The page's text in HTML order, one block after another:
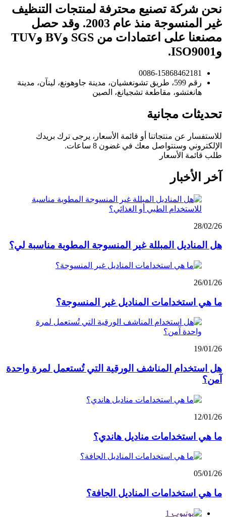
نحن شركة تصنيع محترفة لمنتجات التنظيف
غير المنسوجة منذ عام 2003. وقد حصل
مصنعنا على اعتمادات من SGS وBV وTUV
وISO9001.
0086-15868462181
رقم 599، طريق تشونغشيان، مدينة جاوهونغ، لينآن، مدينة
هانغتشو، مقاطعة تشجيانغ، الصين
تحديثات مجانية
للاستفسار عن منتجاتنا أو قائمة الأسعار، يرجى ترك بريدك
الإلكتروني وسنتواصل معك في غضون 8 ساعات.
طلب قائمة الأسعار
آخر الأخبار
28/02/26
هل المناديل المبللة غير المنسوجة المطوية مناسبة لي؟
26/01/26
ما هي استخدامات المناديل غير المنسوجة؟
19/01/26
هل استخدام المناشف الورقية التي تُستعمل لمرة واحدة
آمن؟
12/01/26
ما هي استخدامات مناديل هاندي؟
05/01/26
ما هي استخدامات المناديل الجافة؟